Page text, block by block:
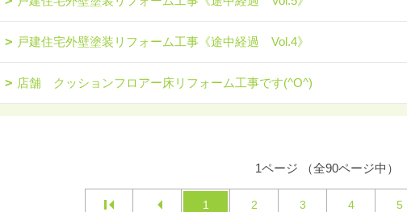
戸建住宅外壁塗装リフォーム工事《途中経過 Vol.4》
店舗 クッションフロアー床リフォーム工事です(^O^)
1ページ （全90ページ中）
1 2 3 4 5